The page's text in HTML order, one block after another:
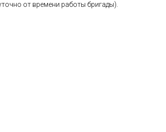
от времени работы бригады).